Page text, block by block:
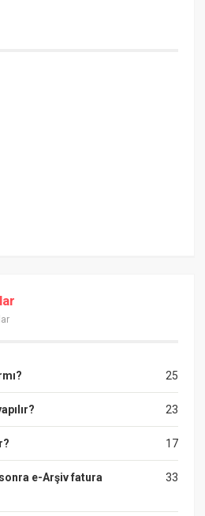
25
23
17
33
e-Arşiv fatura